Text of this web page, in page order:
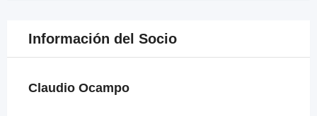
Información del Socio
Claudio Ocampo